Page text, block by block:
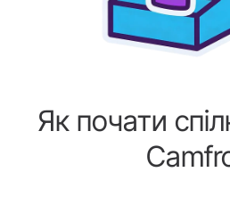
Як почати